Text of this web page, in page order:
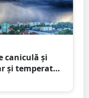
caniculă și
și temperaturi